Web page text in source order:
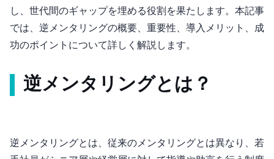
し、世代間のギャップを埋める役割を果たします。本記事
では、逆メンタリングの概要、重要性、導入メリット、成
功のポイントについて詳しく解説します。
逆メンタリングとは？
逆メンタリングとは、従来のメンタリングとは異なり、若